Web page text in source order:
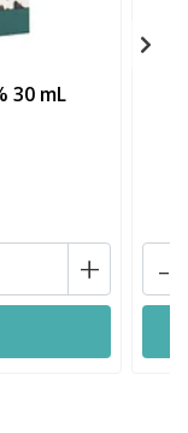
30 mL
+ -